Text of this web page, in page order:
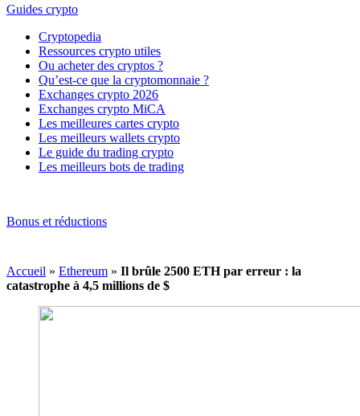
Guides crypto
Cryptopedia
Ressources crypto utiles
Ou acheter des cryptos ?
Qu’est-ce que la cryptomonnaie ?
Exchanges crypto 2026
Exchanges crypto MiCA
Les meilleures cartes crypto
Les meilleurs wallets crypto
Le guide du trading crypto
Les meilleurs bots de trading
Bonus et réductions
Accueil » Ethereum » Il brûle 2500 ETH par erreur : la
catastrophe à 4,5 millions de $